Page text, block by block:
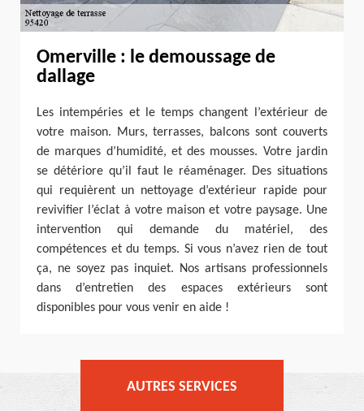
Omerville : le demoussage de
dallage
Les intempéries et le temps changent l’extérieur de
votre maison. Murs, terrasses, balcons sont couverts
de marques d’humidité, et des mousses. Votre jardin
se détériore qu’il faut le réaménager. Des situations
qui requièrent un nettoyage d’extérieur rapide pour
revivifier l’éclat à votre maison et votre paysage. Une
intervention qui demande du matériel, des
compétences et du temps. Si vous n’avez rien de tout
ça, ne soyez pas inquiet. Nos artisans professionnels
dans d’entretien des espaces extérieurs sont
disponibles pour vous venir en aide !
AUTRES SERVICES